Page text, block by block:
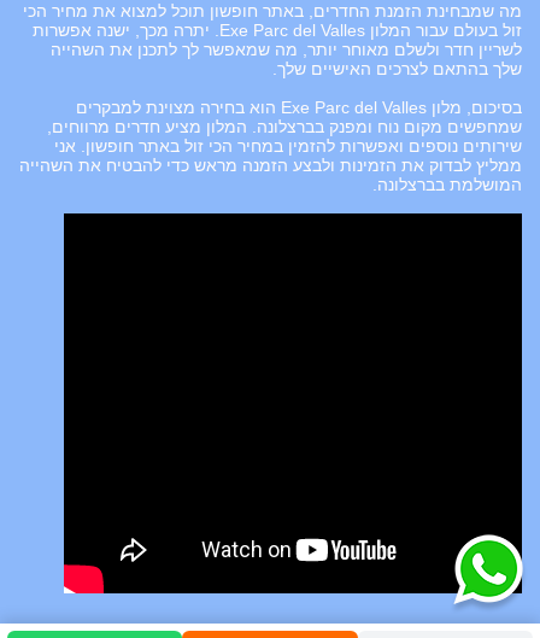
מה שמבחינת הזמנת החדרים, באתר חופשון תוכל למצוא את מחיר הכי
זול בעולם עבור המלון Exe Parc del Valles. יתרה מכך, ישנה אפשרות
לשריין חדר ולשלם מאוחר יותר, מה שמאפשר לך לתכנן את השהייה
שלך בהתאם לצרכים האישיים שלך.
בסיכום, מלון Exe Parc del Valles הוא בחירה מצוינת למבקרים
שמחפשים מקום נוח ומפנק בברצלונה. המלון מציע חדרים מרווחים,
שירותים נוספים ואפשרות להזמין במחיר הכי זול באתר חופשון. אני
ממליץ לבדוק את הזמינות ולבצע הזמנה מראש כדי להבטיח את השהייה
המושלמת בברצלונה.